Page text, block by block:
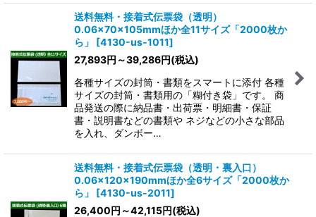
送料無料・接着式伝票袋（透明）
0.06×70×105mmほか全11サイズ「2000枚か
ら」
[4130-us-1011]
27,893円 ～39,286円(税込)
各種サイズの封筒・書類をスマートに添付 各種
サイズの封筒・書類用の「糊付き袋」です。 商
品発送の際に納品書・出荷票・明細書・保証
書・説明書などの書類や ネジなどの小さな部品
を入れ、ダンボー…
送料無料・接着式伝票袋（透明・裏入口）
0.06×120×190mmほか全6サイズ「2000枚か
ら」
[4130-us-2011]
26,400円 ～42,115円(税込)